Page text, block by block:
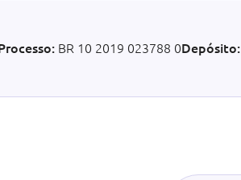
BR 10 2019 023788 0Depósito: